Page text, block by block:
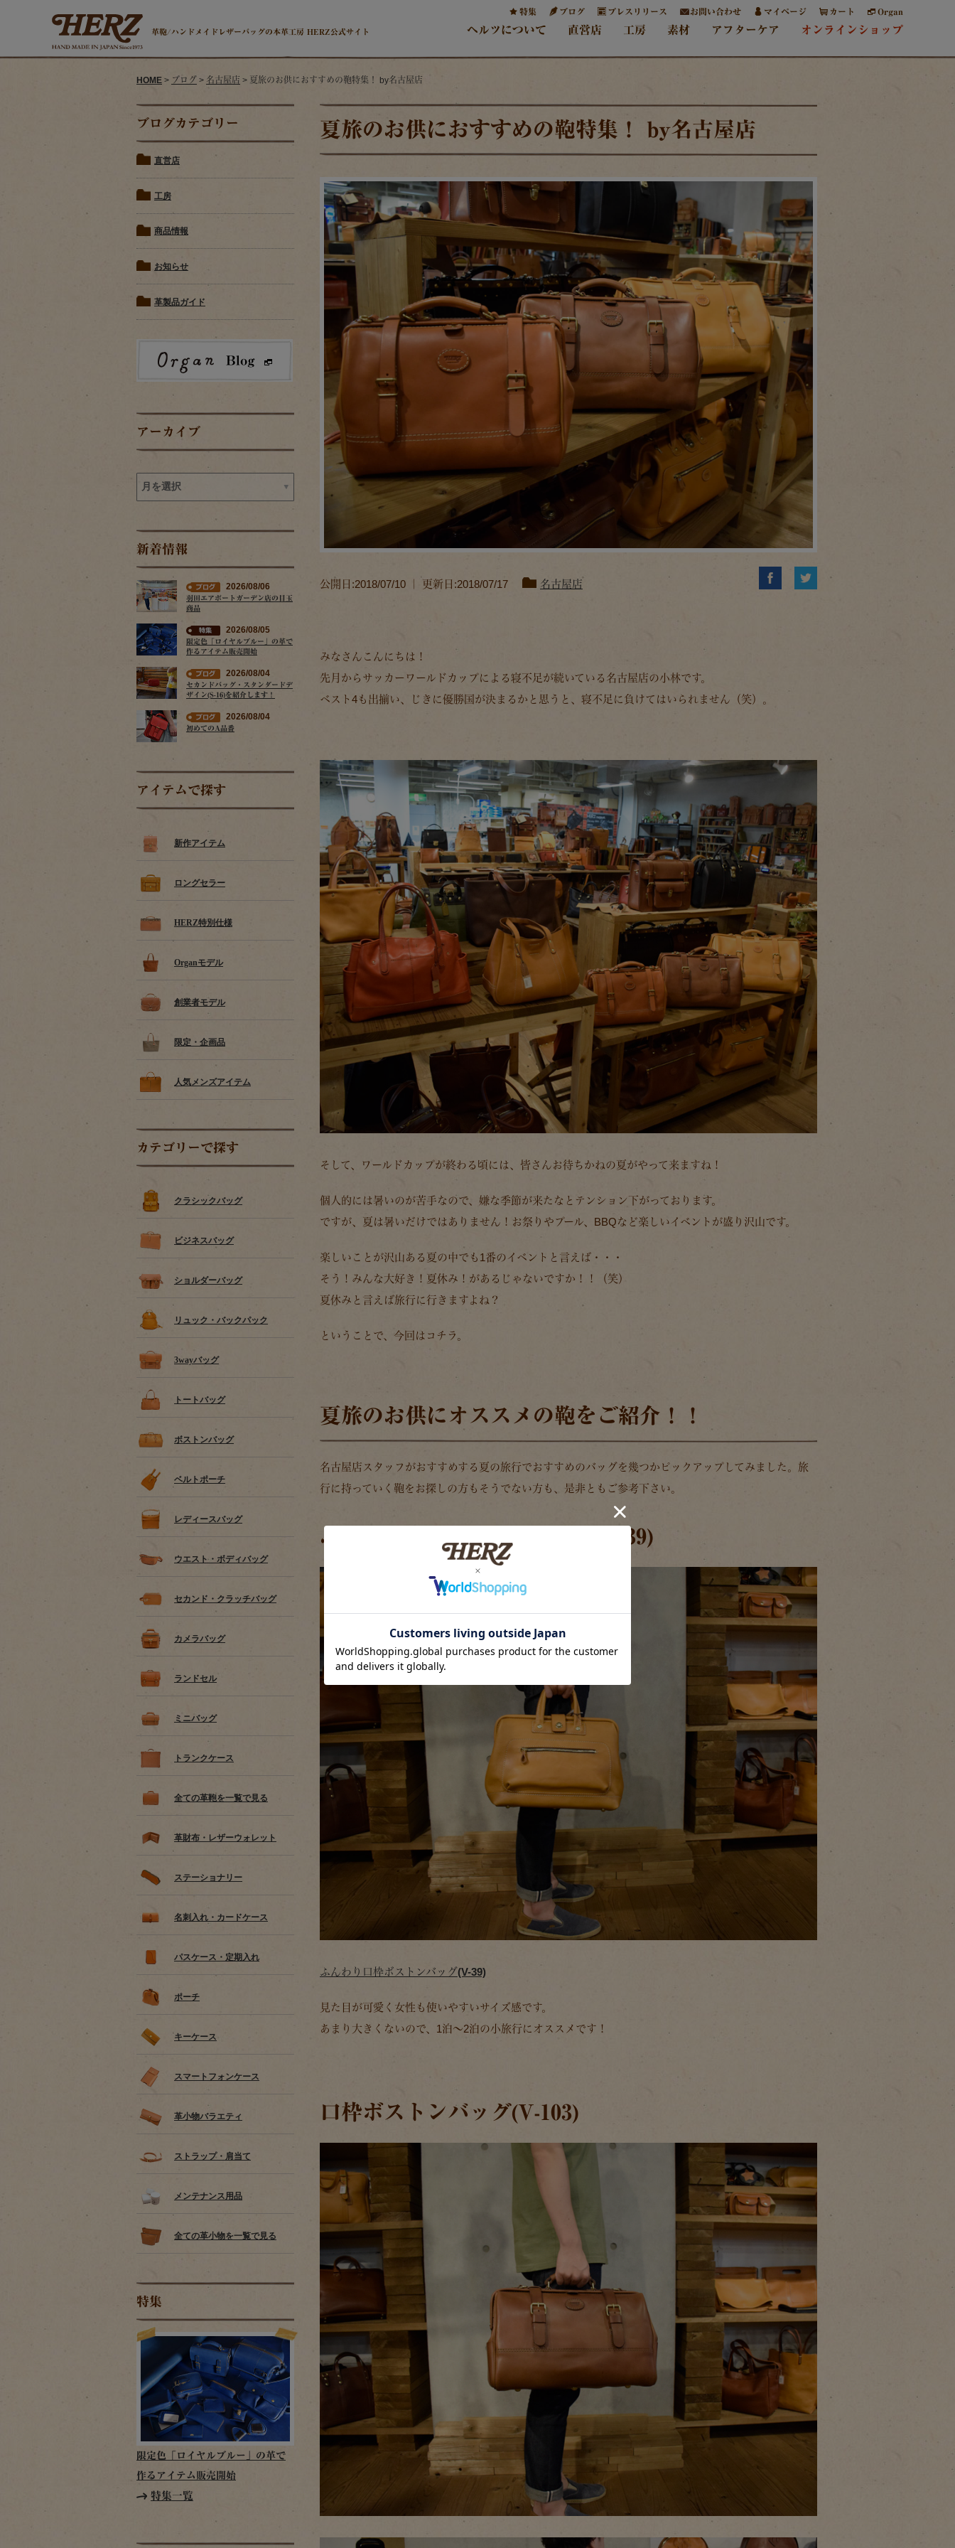
革鞄/ハンドメイドレザーバッグの本革工房 HERZ公式サイト
特集 ブログ プレスリリース お問い合わせ マイページ カート Organ
ヘルツについて 直営店 工房 素材 アフターケア オンラインショップ
HOME > ブログ > 名古屋店 > 夏旅のお供におすすめの鞄特集！ by名古屋店
ブログカテゴリー
直営店
工房
商品情報
お知らせ
革製品ガイド
アーカイブ
新着情報
2026/08/06
羽田エアポートガーデン店の目玉
商品
2026/08/05
限定色「ロイヤルブルー」の革で
作るアイテム販売開始
2026/08/04
セカンドバッグ・スタンダードデ
ザイン(S-16)を紹介します！
2026/08/04
初めてのA品番
アイテムで探す
新作アイテム
ロングセラー
HERZ特別仕様
Organモデル
創業者モデル
限定・企画品
人気メンズアイテム
カテゴリーで探す
クラシックバッグ
ビジネスバッグ
ショルダーバッグ
リュック・バックパック
3wayバッグ
トートバッグ
ボストンバッグ
ベルトポーチ
レディースバッグ
ウエスト・ボディバッグ
セカンド・クラッチバッグ
カメラバッグ
ランドセル
ミニバッグ
トランクケース
全ての革鞄を一覧で見る
革財布・レザーウォレット
ステーショナリー
名刺入れ・カードケース
パスケース・定期入れ
ポーチ
キーケース
スマートフォンケース
革小物バラエティ
ストラップ・肩当て
メンテナンス用品
全ての革小物を一覧で見る
特集
限定色「ロイヤルブルー」の革で
作るアイテム販売開始
特集一覧
夏旅のお供におすすめの鞄特集！ by名古屋店
公開日:2018/07/10 ｜ 更新日:2018/07/17 名古屋店
みなさんこんにちは！
先月からサッカーワールドカップによる寝不足が続いている名古屋店の小林です。
ベスト4も出揃い、じきに優勝国が決まるかと思うと、寝不足に負けてはいられません（笑）。
そして、ワールドカップが終わる頃には、皆さんお待ちかねの夏がやって来ますね！
個人的には暑いのが苦手なので、嫌な季節が来たなとテンション下がっております。
ですが、夏は暑いだけではありません！お祭りやプール、BBQなど楽しいイベントが盛り沢山です。
楽しいことが沢山ある夏の中でも1番のイベントと言えば・・・
そう！みんな大好き！夏休み！があるじゃないですか！！（笑）
夏休みと言えば旅行に行きますよね？
ということで、今回はコチラ。
夏旅のお供にオススメの鞄をご紹介！！
名古屋店スタッフがおすすめする夏の旅行でおすすめのバッグを幾つかピックアップしてみました。旅
行に持っていく鞄をお探しの方もそうでない方も、是非ともご参考下さい。
ふんわり口枠ボストンバッグ(V-39)
ふんわり口枠ボストンバッグ(V-39)
見た目が可愛く女性も使いやすいサイズ感です。
あまり大きくないので、1泊～2泊の小旅行にオススメです！
口枠ボストンバッグ(V-103)